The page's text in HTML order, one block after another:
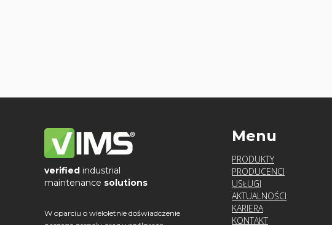
verified industrial
maintenance solutions
W oparciu o wieloletnie doświadczenie
Menu
PRODUKTY
PRODUCENCI
USŁUGI
AKTUALNOŚCI
KARIERA
KONTAKT